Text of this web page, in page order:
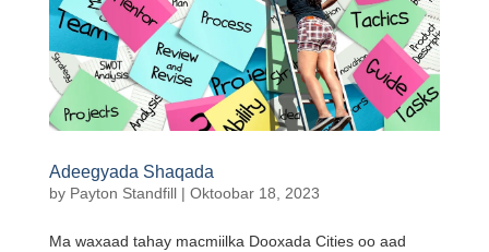
Adeegyada Shaqada
by Payton Standfill| Oktoobar 18, 2023
Ma waxaad tahay macmiilka Dooxada Cities oo aad